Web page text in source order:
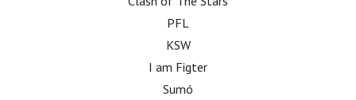
PFL
KSW
I am Figter
Sumó